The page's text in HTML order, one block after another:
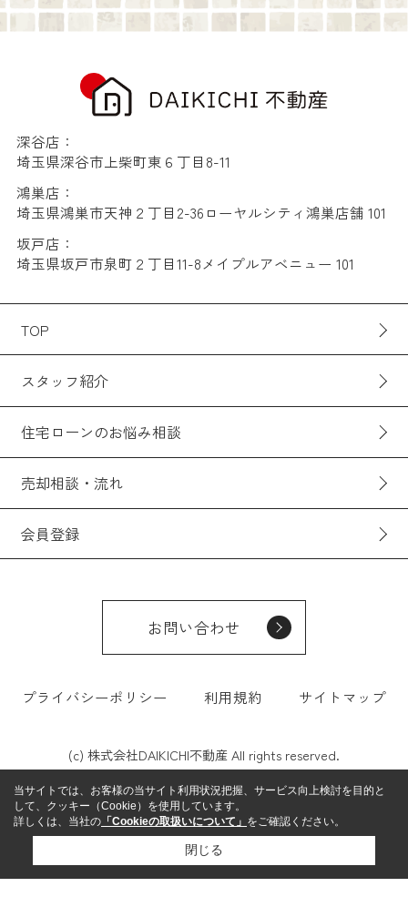
深谷店：
埼玉県深谷市上柴町東６丁目8-11
鴻巣店：
埼玉県鴻巣市天神２丁目2-36ローヤルシティ鴻巣店舗 101
坂戸店：
埼玉県坂戸市泉町２丁目11-8メイプルアベニュー 101
TOP
スタッフ紹介
住宅ローンのお悩み相談
売却相談・流れ
会員登録
お問い合わせ
プライバシーポリシー 利用規約 サイトマップ
(c) 株式会社DAIKICHI不動産 All rights reserved.
当サイトでは、お客様の当サイト利用状況把握、サービス向上検討を目的と
して、クッキー（Cookie）を使用しています。
詳しくは、当社の 「Cookieの取扱いについて」 をご確認ください。
閉じる